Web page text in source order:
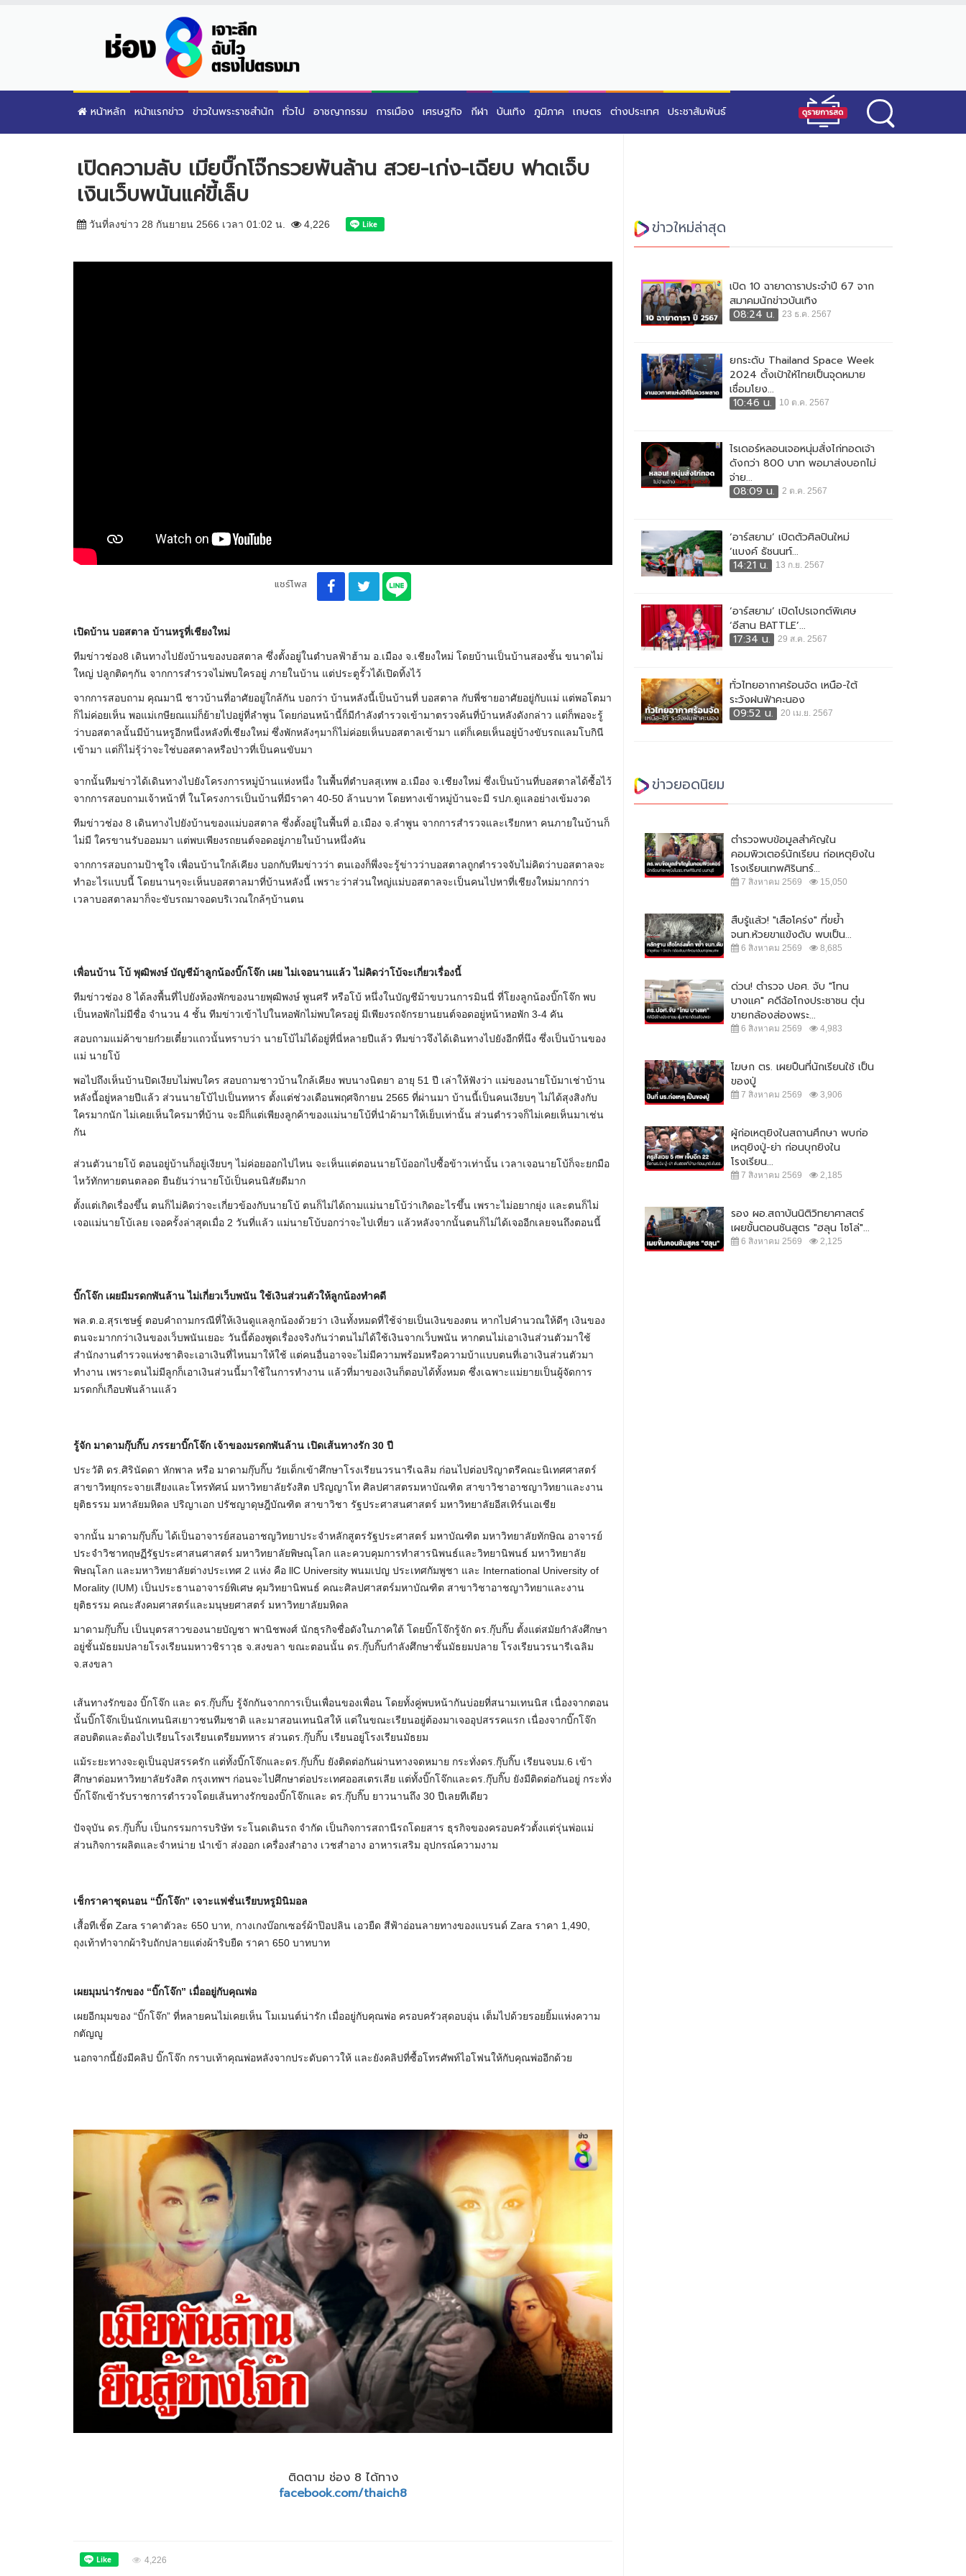
หน้าหลัก หน้าแรกข่าว ข่าวในพระราชสำนัก ทั่วไป อาชญากรรม การเมือง เศรษฐกิจ กีฬา บันเทิง ภูมิภาค เกษตร ต่างประเทศ ประชาสัมพันธ์
เปิดความลับ เมียบิ๊กโจ๊กรวยพันล้าน สวย-เก่ง-เฉียบ ฟาดเจ็บ
เงินเว็บพนันแค่ขี้เล็บ
วันที่ลงข่าว 28 กันยายน 2566 เวลา 01:02 น. 4,226
แชร์โพส
เปิดบ้าน บอสตาล บ้านหรูที่เชียงใหม่
ทีมข่าวช่อง8 เดินทางไปยังบ้านของบอสตาล ซึ่งตั้งอยู่ในตำบลฟ้าฮ้าม อ.เมือง จ.เชียงใหม่ โดยบ้านเป็นบ้านสองชั้น ขนาดไม่
ใหญ่ ปลูกติดๆกัน จากการสำรวจไม่พบใครอยู่ ภายในบ้าน แต่ประตูรั้วได้เปิดทิ้งไว้
จากการสอบถาม คุณมานี ชาวบ้านที่อาศัยอยู่ใกล้กัน บอกว่า บ้านหลังนี้เป็นบ้านที่ บอสตาล กับพี่ชายอาศัยอยู่กับแม่ แต่พอโตมา
ก็ไม่ค่อยเห็น พอแม่เกษียณแม่ก็ย้ายไปอยู่ที่ลำพูน โดยก่อนหน้านี้ก็มีกำลังตำรวจเข้ามาตรวจค้นที่บ้านหลังดังกล่าว แต่ก็พอจะรู้
ว่าบอสตาลนั้นมีบ้านหรูอีกหนึ่งหลังที่เชียงใหม่ ซึ่งพักหลังๆมาก็ไม่ค่อยเห็นบอสตาลเข้ามา แต่ก็เคยเห็นอยู่บ้างขับรถแลมโบกินี
เข้ามา แต่ก็ไม่รุ้ว่าจะใช่บอสตาลหรือป่าวที่เป็นคนขับมา
จากนั้นทีมข่าวได้เดินทางไปยังโครงการหมู่บ้านแห่งหนึ่ง ในพื้นที่ตำบลสุเทพ อ.เมือง จ.เชียงใหม่ ซึ่งเป็นบ้านที่บอสตาลได้ซื้อไว้
จากการสอบถามเจ้าหน้าที่ ในโครงการเป็นบ้านที่มีราคา 40-50 ล้านบาท โดยทางเข้าหมู่บ้านจะมี รปภ.ดูแลอย่างเข้มงวด
ทีมข่าวช่อง 8 เดินทางไปยังบ้านของแม่บอสตาล ซึ่งตั้งอยู่ในพื้นที่ อ.เมือง จ.ลำพูน จากการสำรวจและเรียกหา คนภายในบ้านก็
ไม่มี ใครขานรับออมมา แต่พบเพียงรถยนต์จอดอยู่ภายในบ้านหนึ่งคัน
จากการสอบถามป้าชูใจ เพื่อนบ้านใกล้เคียง บอกกับทีมข่าวว่า ตนเองก็พึ่งจะรู้ข่าวว่าบอสตาลถูกตำรวจจับไม่คิดว่าบอสตาลจะ
ทำอะไรแบบนี้ โดยนานๆจะเห็นบอสตาลมาที่บ้านหลังนี้ เพราะว่าส่วนใหญ่แม่บอสตาลจะเป็นคนไปหาที่เชียงใหม่มากกว่า
เวลาบอสตาลมาก็จะขับรถมาจอดบริเวณใกล้ๆบ้านตน
เพื่อนบ้าน โบ้ พุฒิพงษ์ บัญชีม้าลูกน้องบิ๊กโจ๊ก เผย ไม่เจอนานแล้ว ไม่คิดว่าโบ้จะเกี่ยวเรื่องนี้
ทีมข่าวช่อง 8 ได้ลงพื้นที่ไปยังห้องพักของนายพุฒิพงษ์ พูนศรี หรือโบ้ หนึ่งในบัญชีม้าขบวนการมินนี่ ที่โยงลูกน้องบิ๊กโจ๊ก พบ
เป็นหอพักไม่มีชื่อ จำนวน 4 ชั้น ทีมข่าวเข้าไปในหอพักไม่พบใครอยู่ มีเพียงรถจักรยานยนต์จอดอยู่หน้าหอพัก 3-4 คัน
สอบถามแม่ค้าขายก๋วยเตี๋ยวแถวนั้นทราบว่า นายโบ้ไม่ได้อยู่ที่นี่หลายปีแล้ว ทีมข่าวจึงได้เดินทางไปยังอีกที่นึง ซึ่งเป็นบ้านของ
แม่ นายโบ้
พอไปถึงเห็นบ้านปิดเงียบไม่พบใคร สอบถามชาวบ้านใกล้เคียง พบนางนิตยา อายุ 51 ปี เล่าให้ฟังว่า แม่ของนายโบ้มาเช่าบ้าน
หลังนี้อยู่หลายปีแล้ว ส่วนนายโบ้ไปเป็นทหาร ตั้งแต่ช่วงเดือนพฤศจิกายน 2565 ที่ผ่านมา บ้านนี้เป็นคนเงียบๆ ไม่ได้สุงสิงกับ
ใครมากนัก ไม่เคยเห็นใครมาที่บ้าน จะมีก็แต่เพียงลูกค้าของแม่นายโบ้ที่นำผ้ามาให้เย็บเท่านั้น ส่วนตำรวจก็ไม่เคยเห็นมาเช่น
กัน
ส่วนตัวนายโบ้ ตอนอยู่บ้านก็อยู่เงียบๆ ไม่ค่อยออกไปไหน จะเห็นแต่ตอนนายโบ้ออกไปซื้อข้าวเท่านั้น เวลาเจอนายโบ้ก็จะยกมือ
ไหว้ทักทายตนตลอด ยืนยันว่านายโบ้เป็นคนนิสัยดีมาก
ตั้งแต่เกิดเรื่องขึ้น ตนก็ไม่คิดว่าจะเกี่ยวข้องกับนายโบ้ ตนก็ไม่ได้ถามแม่นายโบ้ว่าเกิดอะไรขึ้น เพราะไม่อยากยุ่ง และตนก็ไม่
เจอแม่นายโบ้เลย เจอครั้งล่าสุดเมื่อ 2 วันที่แล้ว แม่นายโบ้บอกว่าจะไปเที่ยว แล้วหลังจากนั้นตนก็ไม่ได้เจออีกเลยจนถึงตอนนี้
บิ๊กโจ๊ก เผยมีมรดกพันล้าน ไม่เกี่ยวเว็บพนัน ใช้เงินส่วนตัวให้ลูกน้องทำคดี
พล.ต.อ.สุรเชษฐ์ ตอบคำถามกรณีที่ให้เงินดูแลลูกน้องด้วยว่า เงินทั้งหมดที่ใช้จ่ายเป็นเงินของตน หากไปคำนวณให้ดีๆ เงินของ
ตนจะมากกว่าเงินของเว็บพนันเยอะ วันนี้ต้องพูดเรื่องจริงกันว่าตนไม่ได้ใช้เงินจากเว็บพนัน หากตนไม่เอาเงินส่วนตัวมาใช้
สำนักงานตำรวจแห่งชาติจะเอาเงินที่ไหนมาให้ใช้ แต่คนอื่นอาจจะไม่มีความพร้อมหรือความบ้าแบบตนที่เอาเงินส่วนตัวมา
ทำงาน เพราะตนไม่มีลูกก็เอาเงินส่วนนี้มาใช้ในการทำงาน แล้วที่มาของเงินก็ตอบได้ทั้งหมด ซึ่งเฉพาะแม่ยายเป็นผู้จัดการ
มรดกก็เกือบพันล้านแล้ว
รู้จัก มาดามกุ๊บกิ๊บ ภรรยาบิ๊กโจ๊ก เจ้าของมรดกพันล้าน เปิดเส้นทางรัก 30 ปี
ประวัติ ดร.ศิรินัดดา หักพาล หรือ มาดามกุ๊บกิ๊บ วัยเด็กเข้าศึกษาโรงเรียนวรนารีเฉลิม ก่อนไปต่อปริญาตรีคณะนิเทศศาสตร์
สาขาวิทยุกระจายเสียงและโทรทัศน์ มหาวิทยาลัยรังสิต ปริญญาโท ศิลปศาสตรมหาบัณฑิต สาขาวิชาอาชญาวิทยาและงาน
ยุติธรรม มหาลัยมหิดล ปริญาเอก ปรัชญาดุษฎีบัณฑิต สาขาวิชา รัฐประศาสนศาสตร์ มหาวิทยาลัยอีสเทิร์นเอเชีย
จากนั้น มาดามกุ๊บกิ๊บ ได้เป็นอาจารย์สอนอาชญวิทยาประจำหลักสูตรรัฐประศาสตร์ มหาบัณฑิต มหาวิทยาลัยทักษิณ อาจารย์
ประจำวิชาทฤษฏีรัฐประศาสนศาสตร์ มหาวิทยาลัยพิษณุโลก และควบคุมการทำสารนิพนธ์และวิทยานิพนธ์ มหาวิทยาลัย
พิษณุโลก และมหาวิทยาลัยต่างประเทศ 2 แห่ง คือ llC University พนมเปญ ประเทศกัมพูชา และ International University of
Morality (IUM) เป็นประธานอาจารย์พิเศษ คุมวิทยานิพนธ์ คณะศิลปศาสตร์มหาบัณฑิต สาขาวิชาอาชญาวิทยาและงาน
ยุติธรรม คณะสังคมศาสตร์และมนุษยศาสตร์ มหาวิทยาลัยมหิดล
มาดามกุ๊บกิ๊บ เป็นบุตรสาวของนายบัญชา พานิชพงศ์ นักธุรกิจชื่อดังในภาคใต้ โดยบิ๊กโจ๊กรู้จัก ดร.กุ๊บกิ๊บ ตั้งแต่สมัยกำลังศึกษา
อยู่ชั้นมัธยมปลายโรงเรียนมหาวชิราวุธ จ.สงขลา ขณะตอนนั้น ดร.กุ๊บกิ๊บกำลังศึกษาชั้นมัธยมปลาย โรงเรียนวรนารีเฉลิม
จ.สงขลา
เส้นทางรักของ บิ๊กโจ๊ก และ ดร.กุ๊บกิ๊บ รู้จักกันจากการเป็นเพื่อนของเพื่อน โดยทั้งคู่พบหน้ากันบ่อยที่สนามเทนนิส เนื่องจากตอน
นั้นบิ๊กโจ๊กเป็นนักเทนนิสเยาวชนทีมชาติ และมาสอนเทนนิสให้ แต่ในขณะเรียนอยู่ต้องมาเจออุปสรรคแรก เนื่องจากบิ๊กโจ๊ก
สอบติดและต้องไปเรียนโรงเรียนเตรียมทหาร ส่วนดร.กุ๊บกิ๊บ เรียนอยู่โรงเรียนมัธยม
แม้ระยะทางจะดูเป็นอุปสรรครัก แต่ทั้งบิ๊กโจ๊กและดร.กุ๊บกิ๊บ ยังติดต่อกันผ่านทางจดหมาย กระทั่งดร.กุ๊บกิ๊บ เรียนจบม.6 เข้า
ศึกษาต่อมหาวิทยาลัยรังสิต กรุงเทพฯ ก่อนจะไปศึกษาต่อประเทศออสเตรเลีย แต่ทั้งบิ๊กโจ๊กและดร.กุ๊บกิ๊บ ยังมีติดต่อกันอยู่ กระทั่ง
บิ๊กโจ๊กเข้ารับราชการตำรวจโดยเส้นทางรักของบิ๊กโจ๊กและ ดร.กุ๊บกิ๊บ ยาวนานถึง 30 ปีเลยทีเดียว
ปัจจุบัน ดร.กุ๊บกิ๊บ เป็นกรรมการบริษัท ระโนดเดินรถ จำกัด เป็นกิจการสถานีรถโดยสาร ธุรกิจของครอบครัวตั้งแต่รุ่นพ่อแม่
ส่วนกิจการผลิตและจำหน่าย นำเข้า ส่งออก เครื่องสำอาง เวชสำอาง อาหารเสริม อุปกรณ์ความงาม
เช็กราคาชุดนอน “บิ๊กโจ๊ก” เจาะแฟชั่นเรียบหรูมินิมอล
เสื้อทีเชิ้ต Zara ราคาตัวละ 650 บาท, กางเกงบ๊อกเซอร์ผ้าป๊อปลิน เอวยืด สีฟ้าอ่อนลายทางของแบรนด์ Zara ราคา 1,490,
ถุงเท้าทำจากผ้าริบถักปลายแต่งผ้าริบยืด ราคา 650 บาทบาท
เผยมุมน่ารักของ “บิ๊กโจ๊ก” เมื่ออยู่กับคุณพ่อ
เผยอีกมุมของ “บิ๊กโจ๊ก” ที่หลายคนไม่เคยเห็น โมเมนต์น่ารัก เมื่ออยู่กับคุณพ่อ ครอบครัวสุดอบอุ่น เต็มไปด้วยรอยยิ้มแห่งความ
กตัญญู
นอกจากนี้ยังมีคลิป บิ๊กโจ๊ก กราบเท้าคุณพ่อหลังจากประดับดาวให้ และยังคลิปที่ซื้อโทรศัพท์ไอโฟนให้กับคุณพ่ออีกด้วย
ติดตาม ช่อง 8 ได้ทาง
facebook.com/thaich8
4,226
ข่าวใหม่ล่าสุด
เปิด 10 ฉายาดาราประจำปี 67 จาก
สมาคมนักข่าวบันเทิง
08:24 น.
23 ธ.ค. 2567
ยกระดับ Thailand Space Week
2024 ตั้งเป้าให้ไทยเป็นจุดหมาย
เชื่อมโยง...
10:46 น.
10 ต.ค. 2567
ไรเดอร์หลอนเจอหนุ่มสั่งไก่ทอดเจ้า
ดังกว่า 800 บาท พอมาส่งบอกไม่
จ่าย...
08:09 น.
2 ต.ค. 2567
‘อาร์สยาม’ เปิดตัวศิลปินใหม่
‘แบงค์ ธัชนนท์...
14:21 น.
13 ก.ย. 2567
‘อาร์สยาม’ เปิดโปรเจกต์พิเศษ
‘อีสาน BATTLE’...
17:34 น.
29 ส.ค. 2567
ทั่วไทยอากาศร้อนจัด เหนือ-ใต้
ระวังฝนฟ้าคะนอง
09:52 น.
20 เม.ย. 2567
ข่าวยอดนิยม
ตำรวจพบข้อมูลสำคัญใน
คอมพิวเตอร์นักเรียน ก่อเหตุยิงใน
โรงเรียนเทพศิรินทร์...
7 สิงหาคม 2569 15,050
สืบรู้แล้ว! "เสือโคร่ง" ที่ขย้ำ
จนท.ห้วยขาแข้งดับ พบเป็น...
6 สิงหาคม 2569 8,685
ด่วน! ตำรวจ ปอศ. จับ "โทน
บางแค" คดีฉ้อโกงประชาชน ตุ๋น
ขายกล้องส่องพระ...
6 สิงหาคม 2569 4,983
โฆษก ตร. เผยปืนที่นักเรียนใช้ เป็น
ของปู่
7 สิงหาคม 2569 3,906
ผู้ก่อเหตุยิงในสถานศึกษา พบก่อ
เหตุยิงปู่-ย่า ก่อนบุกยิงใน
โรงเรียน...
7 สิงหาคม 2569 2,185
รอง ผอ.สถาบันนิติวิทยาศาสตร์
เผยขั้นตอนชันสูตร "ฮลุน โซโล่"...
6 สิงหาคม 2569 2,125